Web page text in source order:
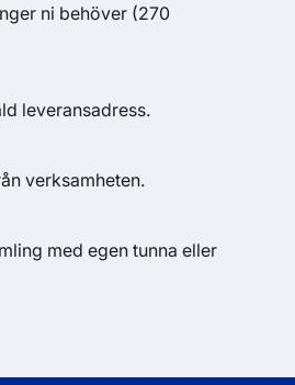
ni behöver (270
leveransadress.
verksamheten.
med egen tunna eller